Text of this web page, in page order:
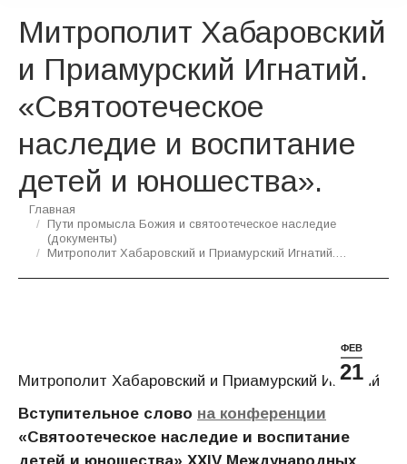
Митрополит Хабаровский
и Приамурский Игнатий.
«Святоотеческое
наследие и воспитание
детей и юношества».
Вы здесь:
Главная
Пути промысла Божия и святоотеческое наследие
(документы)
Митрополит Хабаровский и Приамурский Игнатий.…
ФЕВ
21
Митрополит Хабаровский и Приамурский Игнатий
Вступительное слово на конференции
«Святоотеческое наследие и воспитание